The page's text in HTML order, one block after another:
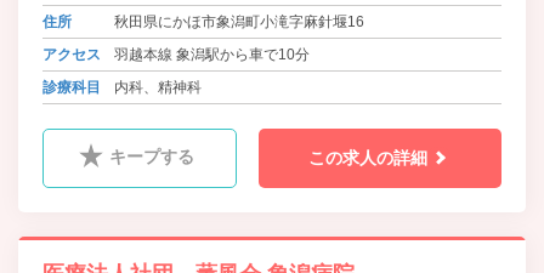
住所
秋田県にかほ市象潟町小滝字麻針堰16
アクセス
羽越本線 象潟駅から車で10分
診療科目
内科、精神科
キープする この求人の詳細